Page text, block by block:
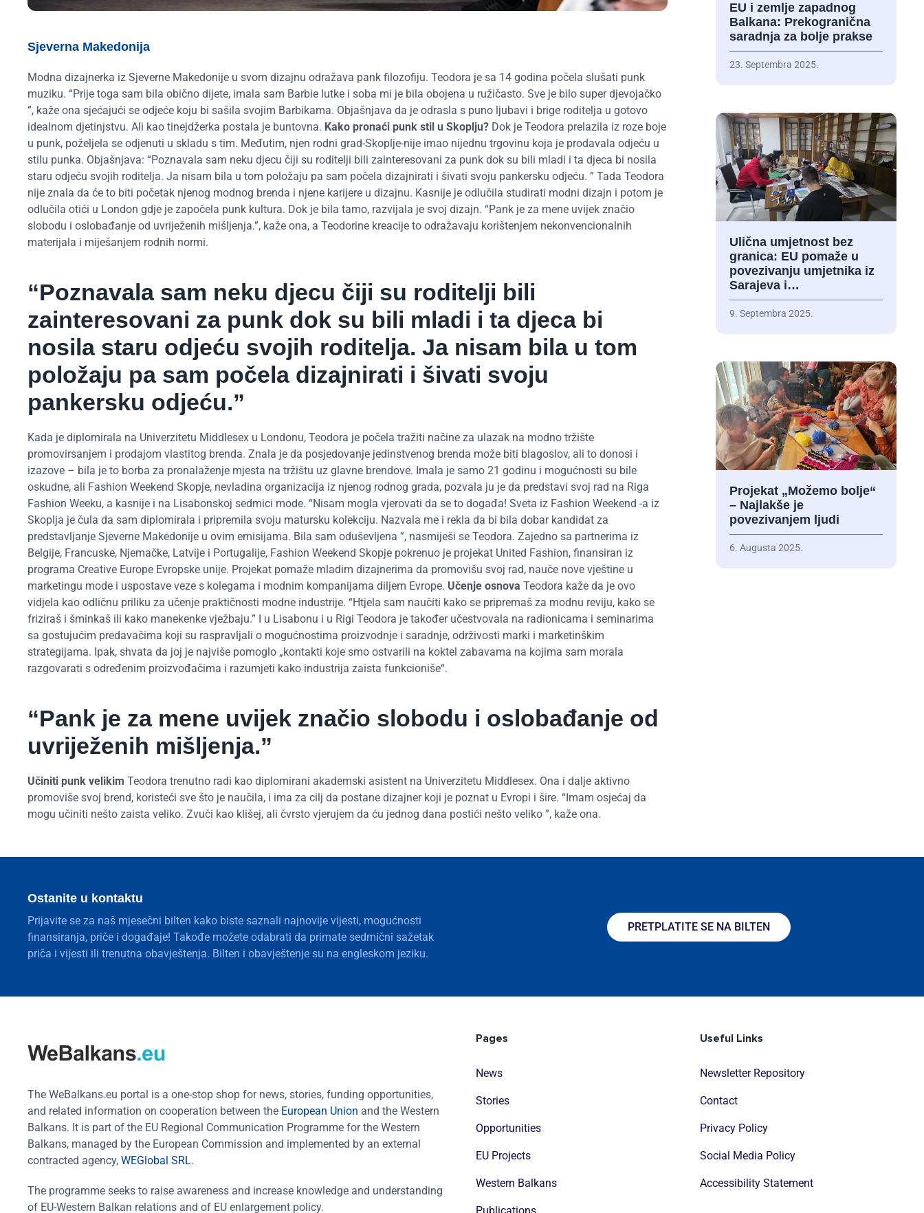
Sjeverna Makedonija
Modna dizajnerka iz Sjeverne Makedonije u svom dizajnu odražava pank filozofiju. Teodora je sa 14 godina počela slušati punk
muziku. “Prije toga sam bila obično dijete, imala sam Barbie lutke i soba mi je bila obojena u ružičasto. Sve je bilo super djevojačko
”, kaže ona sjećajući se odjeće koju bi sašila svojim Barbikama. Objašnjava da je odrasla s puno ljubavi i brige roditelja u gotovo
idealnom djetinjstvu. Ali kao tinejdžerka postala je buntovna. Kako pronaći punk stil u Skoplju? Dok je Teodora prelazila iz roze boje
u punk, poželjela se odjenuti u skladu s tim. Međutim, njen rodni grad-Skoplje-nije imao nijednu trgovinu koja je prodavala odjeću u
stilu punka. Objašnjava: “Poznavala sam neku djecu čiji su roditelji bili zainteresovani za punk dok su bili mladi i ta djeca bi nosila
staru odjeću svojih roditelja. Ja nisam bila u tom položaju pa sam počela dizajnirati i šivati ​​svoju pankersku odjeću. ” Tada Teodora
nije znala da će to biti početak njenog modnog brenda i njene karijere u dizajnu. Kasnije je odlučila studirati modni dizajn i potom je
odlučila otići u London gdje je započela punk kultura. Dok je bila tamo, razvijala je svoj dizajn. “Pank je za mene uvijek značio
slobodu i oslobađanje od uvriježenih mišljenja.”, kaže ona, a Teodorine kreacije to odražavaju korištenjem nekonvencionalnih
materijala i miješanjem rodnih normi.
“Poznavala sam neku djecu čiji su roditelji bili
zainteresovani za punk dok su bili mladi i ta djeca bi
nosila staru odjeću svojih roditelja. Ja nisam bila u tom
položaju pa sam počela dizajnirati i šivati ​​svoju
pankersku odjeću.”
Kada je diplomirala na Univerzitetu Middlesex u Londonu, Teodora je počela tražiti načine za ulazak na modno tržište
promovirsanjem i prodajom vlastitog brenda. Znala je da posjedovanje jedinstvenog brenda može biti blagoslov, ali to donosi i
izazove – bila je to borba za pronalaženje mjesta na tržištu uz glavne brendove. Imala je samo 21 godinu i mogućnosti su bile
oskudne, ali Fashion Weekend Skopje, nevladina organizacija iz njenog rodnog grada, pozvala ju je da predstavi svoj rad na Riga
Fashion Weeku, a kasnije i na Lisabonskoj sedmici mode. “Nisam mogla vjerovati da se to događa! Sveta iz Fashion Weekend -a iz
Skoplja je čula da sam diplomirala i pripremila svoju matursku kolekciju. Nazvala me i rekla da bi bila dobar kandidat za
predstavljanje Sjeverne Makedonije u ovim emisijama. Bila sam oduševljena ”, nasmiješi se Teodora. Zajedno sa partnerima iz
Belgije, Francuske, Njemačke, Latvije i Portugalije, Fashion Weekend Skopje pokrenuo je projekat United Fashion, finansiran iz
programa Creative Europe Evropske unije. Projekat pomaže mladim dizajnerima da promovišu svoj rad, nauče nove vještine u
marketingu mode i uspostave veze s kolegama i modnim kompanijama diljem Evrope. Učenje osnova Teodora kaže da je ovo
vidjela kao odličnu priliku za učenje praktičnosti modne industrije. “Htjela sam naučiti kako se pripremaš za modnu reviju, kako se
friziraš i šminkaš ili kako manekenke vježbaju.” I u Lisabonu i u Rigi Teodora je također učestvovala na radionicama i seminarima
sa gostujućim predavačima koji su raspravljali o mogućnostima proizvodnje i saradnje, održivosti marki i marketinškim
strategijama. Ipak, shvata da joj je najviše pomoglo „kontakti koje smo ostvarili na koktel zabavama na kojima sam morala
razgovarati s određenim proizvođačima i razumjeti kako industrija zaista funkcioniše“.
“Pank je za mene uvijek značio slobodu i oslobađanje od
uvriježenih mišljenja.”
Učiniti punk velikim Teodora trenutno radi kao diplomirani akademski asistent na Univerzitetu Middlesex. Ona i dalje aktivno
promoviše svoj brend, koristeći sve što je naučila, i ima za cilj da postane dizajner koji je poznat u Evropi i šire. “Imam osjećaj da
mogu učiniti nešto zaista veliko. Zvuči kao klišej, ali čvrsto vjerujem da ću jednog dana postići nešto veliko ”, kaže ona.
EU i zemlje zapadnog
Balkana: Prekogranična
saradnja za bolje prakse
23. Septembra 2025.
Ulična umjetnost bez
granica: EU pomaže u
povezivanju umjetnika iz
Sarajeva i…
9. Septembra 2025.
Projekat „Možemo bolje“
– Najlakše je
povezivanjem ljudi
6. Augusta 2025.
Ostanite u kontaktu
Prijavite se za naš mjesečni bilten kako biste saznali najnovije vijesti, mogućnosti
finansiranja, priče i događaje! Takođe možete odabrati da primate sedmični sažetak
priča i vijesti ili trenutna obavještenja. Bilten i obavještenje su na engleskom jeziku.
PRETPLATITE SE NA BILTEN
The WeBalkans.eu portal is a one-stop shop for news, stories, funding opportunities,
and related information on cooperation between the European Union and the Western
Balkans. It is part of the EU Regional Communication Programme for the Western
Balkans, managed by the European Commission and implemented by an external
contracted agency, WEGlobal SRL.
The programme seeks to raise awareness and increase knowledge and understanding
of EU-Western Balkan relations and of EU enlargement policy.
Pages
News
Stories
Opportunities
EU Projects
Western Balkans
Useful Links
Newsletter Repository
Contact
Privacy Policy
Social Media Policy
Accessibility Statement